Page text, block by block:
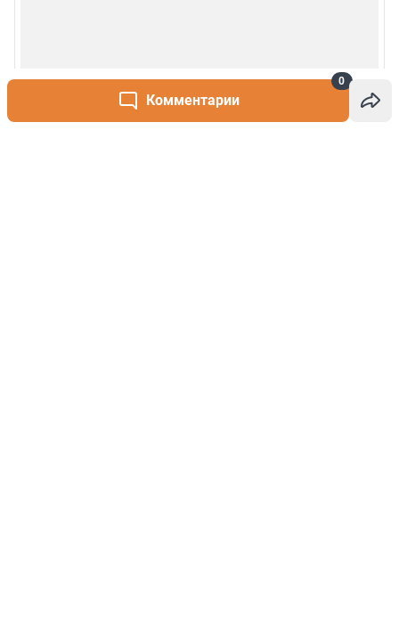
Комментарии
0